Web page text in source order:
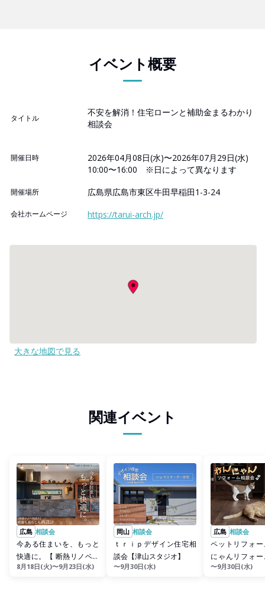
イベント概要
タイトル
不安を解消！住宅ローンと補助金まるわかり
相談会
開催日時
2026年04月08日(水)〜2026年07月29日(水)
10:00〜16:00 ※日によって異なります
開催場所 広島県広島市東区牛田早稲田1-3-24
会社ホームページ https://tarui-arch.jp/
大きな地図で見る
関連イベント
広島 相談会
今ある住まいを、もっと
快適に。【 断熱リノベー
ション相談会】
8月18日(火)〜9月23日(水)
岡山 相談会
ｔｒｉｐデザイン住宅相
談会【津山スタジオ】
〜9月30日(水)
広島 相談会
ペットリフォ
にゃんリフォ
／
〜9月30日(水)